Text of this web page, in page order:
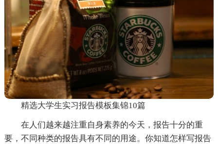
精选大学生实习报告模板集锦10篇
在人们越来越注重自身素养的今天，报告十分的重
要，不同种类的报告具有不同的用途。你知道怎样写报告